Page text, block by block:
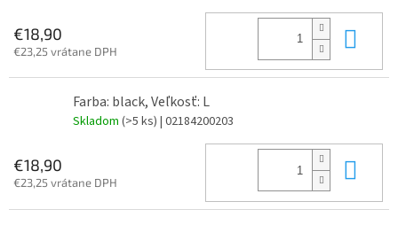
€18,90
€23,25 vrátane DPH
Farba: black, Veľkosť: L
Skladom (>5 ks) | 02184200203
€18,90
€23,25 vrátane DPH